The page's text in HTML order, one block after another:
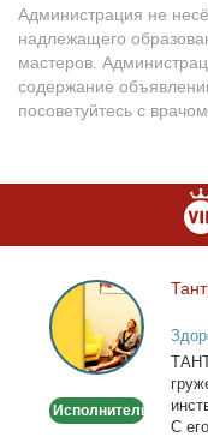
Администрация не
надлежащего
мастеров.
содержание
посоветуйтесь с
Тантрический
массаж
Исполнитель
С